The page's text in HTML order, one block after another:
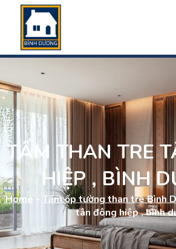
TẤM THAN TRE
HIỆP , BÌNH
Home - Tấm ốp tường than tre Bình
tân đông hiệp , bình